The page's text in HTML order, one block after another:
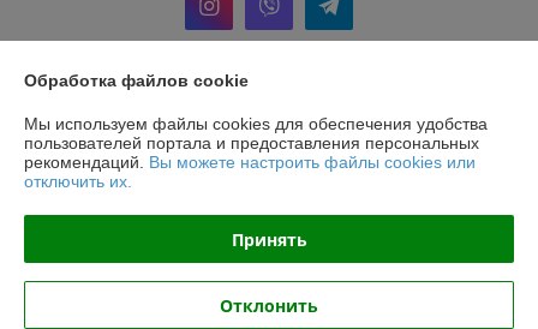
Информация для покупателя
Юридическое лицо:Общество с ограниченной ответственностью
"Хотокси"
Республика Беларусь, 224704, Брестская область, г. Брест, ул.
Краснознаменная, д. 6, пом. 1-36
Регистрационный номер ЕГР: 291290220
УНП: 291290220
Регистрационный орган: Администрация Московского района г. Бреста
Обработка файлов cookie
Мы используем файлы cookies для обеспечения удобства
пользователей портала и предоставления персональных
рекомендаций. Вы можете настроить файлы cookies или
отключить их.
Принять
Отклонить